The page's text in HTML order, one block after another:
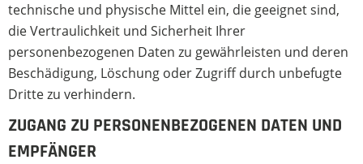
technische und physische Mittel ein, die geeignet sind,
die Vertraulichkeit und Sicherheit Ihrer
personenbezogenen Daten zu gewährleisten und deren
Beschädigung, Löschung oder Zugriff durch unbefugte
Dritte zu verhindern.
ZUGANG ZU PERSONENBEZOGENEN DATEN UND
EMPFÄNGER